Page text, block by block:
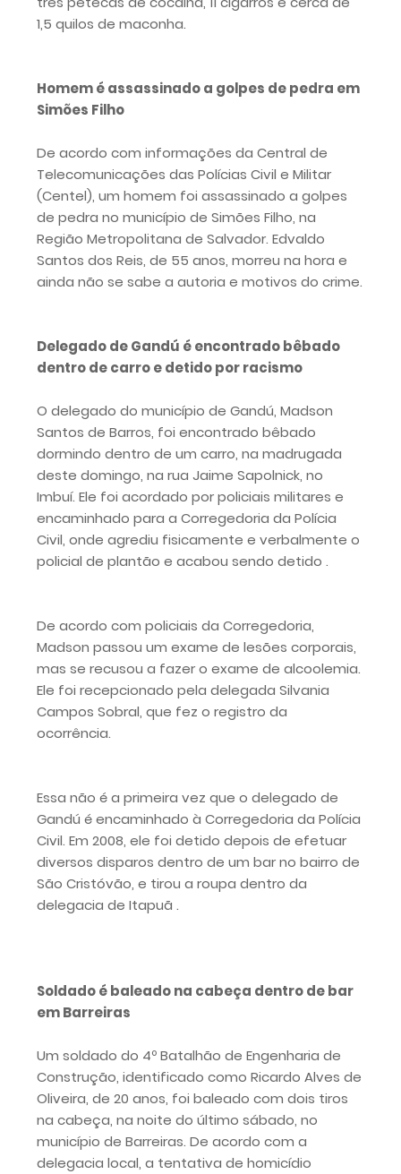
1,5 quilos de maconha.
Homem é assassinado a golpes de pedra em
Simões Filho
De acordo com informações da Central de
Telecomunicações das Polícias Civil e Militar
(Centel), um homem foi assassinado a golpes
de pedra no município de Simões Filho, na
Região Metropolitana de Salvador. Edvaldo
Santos dos Reis, de 55 anos, morreu na hora e
ainda não se sabe a autoria e motivos do crime.
Delegado de Gandú é encontrado bêbado
dentro de carro e detido por racismo
O delegado do município de Gandú, Madson
Santos de Barros, foi encontrado bêbado
dormindo dentro de um carro, na madrugada
deste domingo, na rua Jaime Sapolnick, no
Imbuí. Ele foi acordado por policiais militares e
encaminhado para a Corregedoria da Polícia
Civil, onde agrediu fisicamente e verbalmente o
policial de plantão e acabou sendo detido .
De acordo com policiais da Corregedoria,
Madson passou um exame de lesões corporais,
mas se recusou a fazer o exame de alcoolemia.
Ele foi recepcionado pela delegada Silvania
Campos Sobral, que fez o registro da
ocorrência.
Essa não é a primeira vez que o delegado de
Gandú é encaminhado à Corregedoria da Polícia
Civil. Em 2008, ele foi detido depois de efetuar
diversos disparos dentro de um bar no bairro de
São Cristóvão, e tirou a roupa dentro da
delegacia de Itapuã .
Soldado é baleado na cabeça dentro de bar
em Barreiras
Um soldado do 4º Batalhão de Engenharia de
Construção, identificado como Ricardo Alves de
Oliveira, de 20 anos, foi baleado com dois tiros
na cabeça, na noite do último sábado, no
município de Barreiras. De acordo com a
delegacia local, a tentativa de homicídio